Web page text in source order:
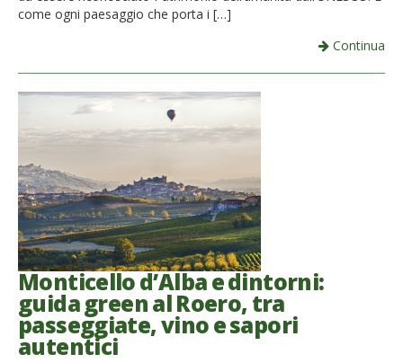
come ogni paesaggio che porta i […]
Continua
Monticello d’Alba e dintorni:
guida green al Roero, tra
passeggiate, vino e sapori
autentici